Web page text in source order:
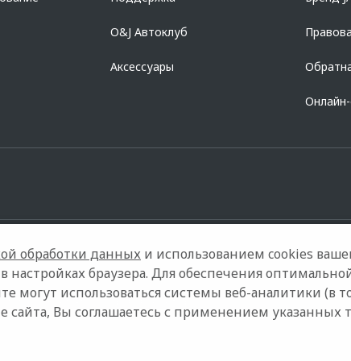
O&J Автоклуб
Аксессуары
Контакты Правовая информация
обработки данных и использованием cookies
браузера. Для обеспечения
могут использоваться системы веб-аналитики (в
сайта, Вы соглашаетесь с применением указанных